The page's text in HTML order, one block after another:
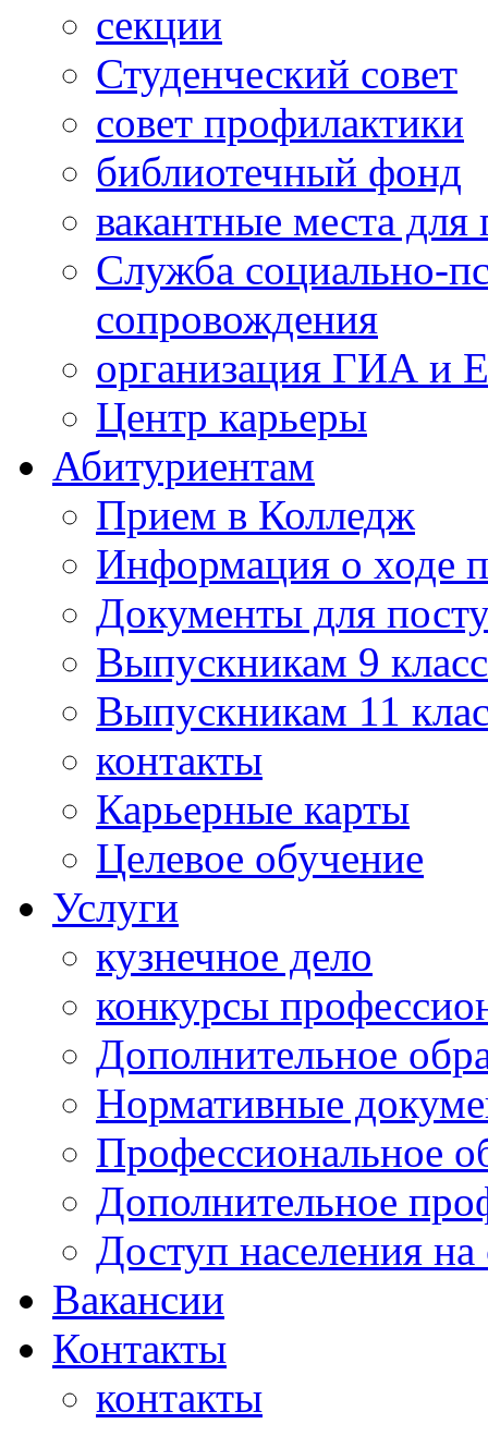
секции
Студенческий совет
совет профилактики
библиотечный фонд
вакантные места
Служба социально-
сопровождения
организация ГИА и
Центр карьеры
Абитуриентам
Прием в Колледж
Информация о ходе
Документы для
Выпускникам 9
Выпускникам 11
контакты
Карьерные карты
Целевое обучение
Услуги
кузнечное дело
конкурсы
Дополнительное
Нормативные
Профессиональное
Дополнительное
Доступ населения
Вакансии
Контакты
контакты